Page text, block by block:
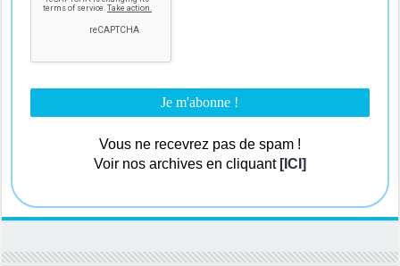
Vous ne recevrez pas de spam !
Voir nos archives en cliquant [ICI]